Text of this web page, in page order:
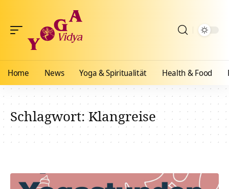
Home News Yoga & Spiritualität Health & Food
Schlagwort:Klangreise